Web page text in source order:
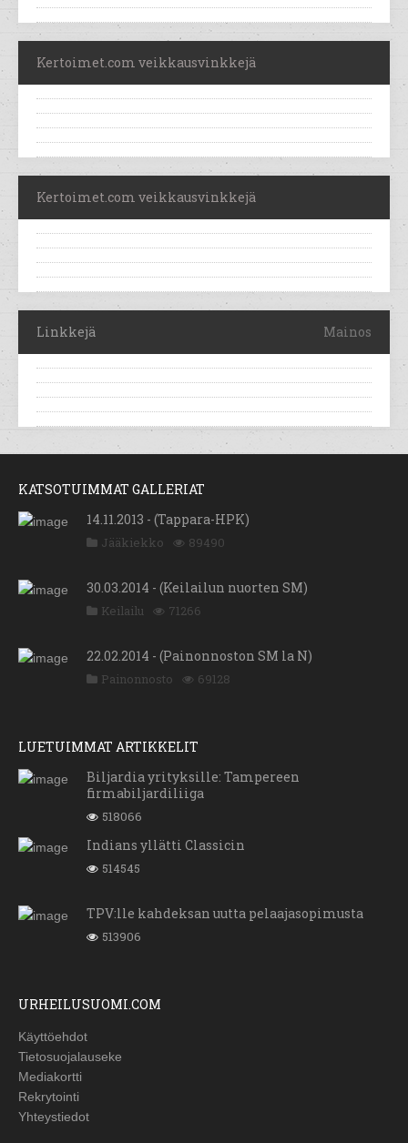
Kertoimet.com veikkausvinkkejä
Kertoimet.com veikkausvinkkejä
Linkkejä Mainos
KATSOTUIMMAT GALLERIAT
14.11.2013 - (Tappara-HPK)
Jääkiekko 89490
30.03.2014 - (Keilailun nuorten SM)
Keilailu 71266
22.02.2014 - (Painonnoston SM la N)
Painonnosto 69128
LUETUIMMAT ARTIKKELIT
Biljardia yrityksille: Tampereen
firmabiljardiliiga
518066
Indians yllätti Classicin
514545
TPV:lle kahdeksan uutta pelaajasopimusta
513906
URHEILUSUOMI.COM
Käyttöehdot
Tietosuojalauseke
Mediakortti
Rekrytointi
Yhteystiedot